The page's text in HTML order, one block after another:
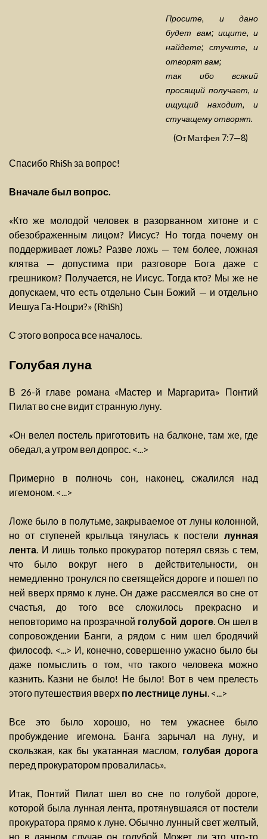
Просите, и дано
будет вам; ищите, и
найдете; стучите, и
отворят вам;
так ибо всякий
просящий получает, и
ищущий находит, и
стучащему отворят.
(От Матфея 7:7—8)
Спасибо RhiSh за вопрос!
Вначале был вопрос.
«Кто же молодой человек в разорванном хитоне и с
обезображенным лицом? Иисус? Но тогда почему он
поддерживает ложь? Разве ложь — тем более, ложная
клятва — допустима при разговоре Бога даже с
грешником? Получается, не Иисус. Тогда кто? Мы же не
допускаем, что есть отдельно Сын Божий — и отдельно
Иешуа Га-Ноцри?» (RhiSh)
С этого вопроса все началось.
Голубая луна
В 26-й главе романа «Мастер и Маргарита» Понтий
Пилат во сне видит странную луну.
«Он велел постель приготовить на балконе, там же, где
обедал, а утром вел допрос. <...>
Примерно в полночь сон, наконец, сжалился над
игемоном. <...>
Ложе было в полутьме, закрываемое от луны колонной,
но от ступеней крыльца тянулась к постели лунная
лента . И лишь только прокуратор потерял связь с тем,
что было вокруг него в действительности, он
немедленно тронулся по светящейся дороге и пошел по
ней вверх прямо к луне. Он даже рассмеялся во сне от
счастья, до того все сложилось прекрасно и
неповторимо на прозрачной голубой дороге. Он шел в
сопровождении Банги, а рядом с ним шел бродячий
философ. <...> И, конечно, совершенно ужасно было бы
даже помыслить о том, что такого человека можно
казнить. Казни не было! Не было! Вот в чем прелесть
этого путешествия вверх по лестнице луны . <...>
Все это было хорошо, но тем ужаснее было
пробуждение игемона. Банга зарычал на луну, и
скользкая, как бы укатанная маслом, голубая дорога
перед прокуратором провалилась».
Итак, Понтий Пилат шел во сне по голубой дороге,
которой была лунная лента, протянувшаяся от постели
прокуратора прямо к луне. Обычно лунный свет желтый,
но в данном случае он голубой. Может ли это что-то